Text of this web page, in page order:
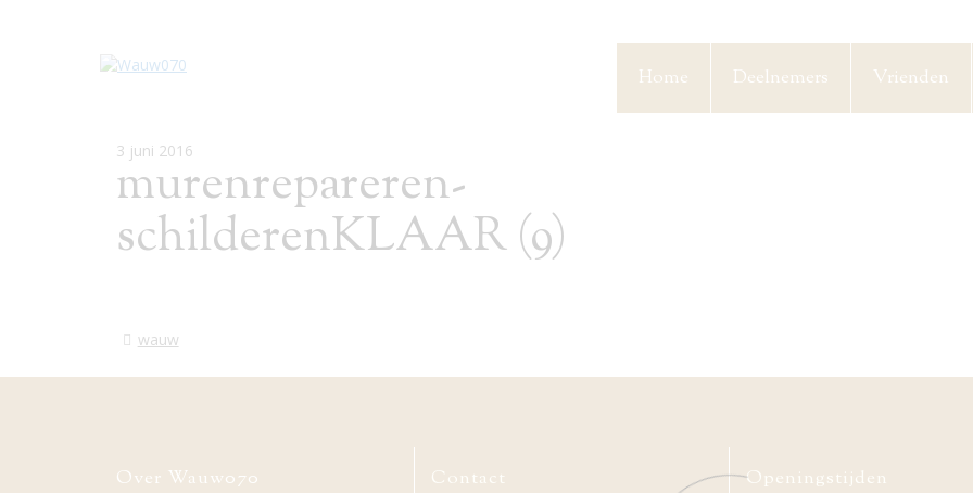
Home Deelnemers Vrienden
3 juni 2016
murenrepareren-
schilderenKLAAR (9)
wauw
Over Wauw070
Contact
Openingstijden